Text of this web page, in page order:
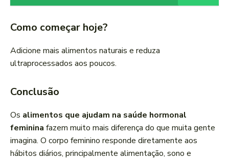
Como começar hoje?
Adicione mais alimentos naturais e reduza
ultraprocessados aos poucos.
Conclusão
Os alimentos que ajudam na saúde hormonal
feminina fazem muito mais diferença do que muita gente
imagina. O corpo feminino responde diretamente aos
hábitos diários, principalmente alimentação, sono e